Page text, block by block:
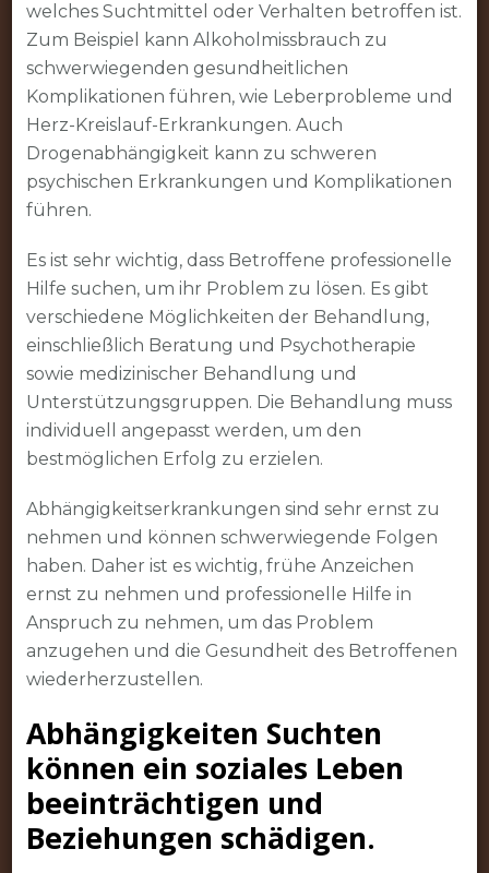
welches Suchtmittel oder Verhalten betroffen ist.
Zum Beispiel kann Alkoholmissbrauch zu
schwerwiegenden gesundheitlichen
Komplikationen führen, wie Leberprobleme und
Herz-Kreislauf-Erkrankungen. Auch
Drogenabhängigkeit kann zu schweren
psychischen Erkrankungen und Komplikationen
führen.
Es ist sehr wichtig, dass Betroffene professionelle
Hilfe suchen, um ihr Problem zu lösen. Es gibt
verschiedene Möglichkeiten der Behandlung,
einschließlich Beratung und Psychotherapie
sowie medizinischer Behandlung und
Unterstützungsgruppen. Die Behandlung muss
individuell angepasst werden, um den
bestmöglichen Erfolg zu erzielen.
Abhängigkeitserkrankungen sind sehr ernst zu
nehmen und können schwerwiegende Folgen
haben. Daher ist es wichtig, frühe Anzeichen
ernst zu nehmen und professionelle Hilfe in
Anspruch zu nehmen, um das Problem
anzugehen und die Gesundheit des Betroffenen
wiederherzustellen.
Abhängigkeiten Suchten
können ein soziales Leben
beeinträchtigen und
Beziehungen schädigen.